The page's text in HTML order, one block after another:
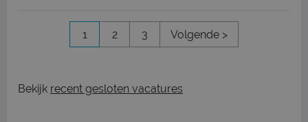
1 2 3 Volgende >
Bekijk recent gesloten vacatures